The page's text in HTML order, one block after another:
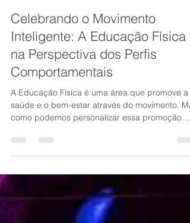
Renato Amorim
1 de set. de 2025
2 min de leitura
dia comemorativo
Celebrando o Movimento
Inteligente: A Educação Física
na Perspectiva dos Perfis
Comportamentais
A Educação Física é uma área que promove a
para cada indivíduo? A resposta está na
Inteligência Comportamental, que nos permite
entender as particularidades de cada pessoa e
adaptar as abordagens de acordo com seus